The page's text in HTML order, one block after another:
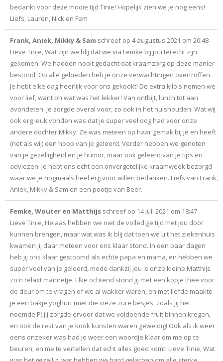
bedankt voor deze mooie tijd Tinie! Hopelijk zien we je nog eens!
Liefs, Lauren, Nick en Fem
Frank, Aniek, Mikky & Sam schreef op 4 augustus 2021 om 20:48
Lieve Tinie, Wat zijn we blij dat we via Femke bij jou terecht zijn
gekomen. We hadden nooit gedacht dat kraamzorg op deze manier
bestond. Op alle gebieden heb je onze verwachtingen overtroffen.
Je hebt elke dag heerlijk voor ons gekookt! De extra kilo's nemen we
voor lief, want oh wat was het lekker! Van ontbijt, lunch tot aan
avondeten. Je zorgde overal voor, zo ook in het huishouden. Wat wij
ook erg leuk vonden was dat je super veel oog had voor onze
andere dochter Mikky. Ze was meteen op haar gemak bij je en heeft
(net als wij) een hoop van je geleerd. Verder hebben we genoten
van je gezelligheid en je humor, maar ook geleerd van je tips en
adviezen. Je hebt ons echt een onvergetelijke kraamweek bezorgd
waar we je nogmaals heel erg voor willen bedanken. Liefs van Frank,
Aniek, Mikky & Sam en een pootje van Beer.
Femke, Wouter en Matthijs schreef op 14 juli 2021 om 18:47
Lieve Tinie, Helaas hebben we niet de volledige tijd met jou door
kunnen brengen, maar wat was ik blij dat toen we uit het ziekenhuis
kwamen jij daar meteen voor ons klaar stond. In een paar dagen
heb jij ons klaar gestoomd als echte papa en mama, en hebben we
super veel van je geleerd, mede dankzij jou is onze kleine Matthijs
zo'n relaxt mannetje. Elke ochtend stond jij met een kopje thee voor
de deur om te vragen of we al wakker waren, en met liefde maakte
je een bakje yoghurt (met die vieze zure besjes, zoals jij het
noemde:P) jij zorgde ervoor dat we voldoende fruit binnen kregen,
en ook de rest van je kook kunsten waren geweldig! Ook als ik weer
eens onzeker was had je weer een woordje klaar om me op te
beuren, en me te vertellen dat echt alles goed komt! Lieve Tinie, Wat